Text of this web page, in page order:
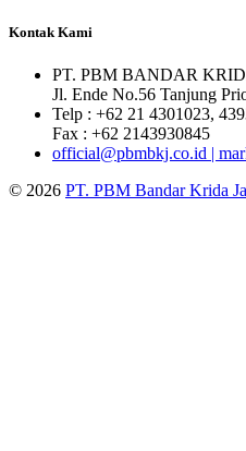
Kontak Kami
PT. PBM BANDAR
Jl. Ende No.56 Tanjung
Telp : +62 21 4301023,
Fax : +62 2143930845
official@pbmbkj.co.id |
© 2026 PT. PBM Bandar Krida